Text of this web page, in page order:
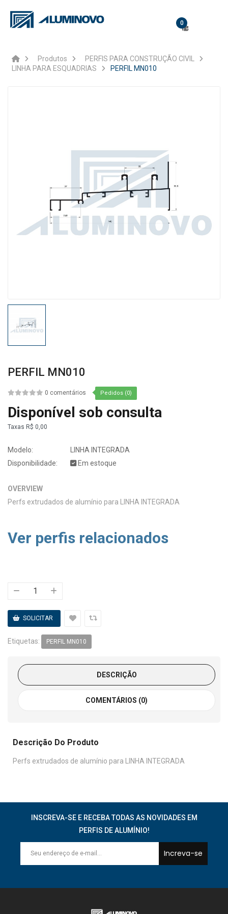
0
Produtos
PERFIS PARA CONSTRUÇÃO CIVIL
LINHA PARA ESQUADRIAS
PERFIL MN010
PERFIL MN010
0 comentários Pedidos (0)
Disponível sob consulta
Taxas R$ 0,00
Modelo:
LINHA INTEGRADA
Disponibilidade:
Em estoque
OVERVIEW
Perfs extrudados de alumínio para LINHA INTEGRADA
Ver perfis relacionados
Etiquetas: PERFIL MN010
DESCRIÇÃO
COMENTÁRIOS (0)
Descrição Do Produto
Perfs extrudados de alumínio para LINHA INTEGRADA
INSCREVA-SE E RECEBA TODAS AS NOVIDADES EM
PERFIS DE ALUMÍNIO!
Increva-se